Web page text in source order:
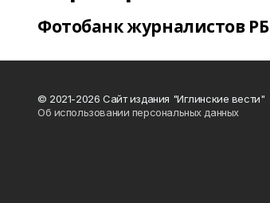
Фотобанк журналистов РБ
© 2021-2026 Сайт издания "Иглинские вести"
Об использовании персональных данных